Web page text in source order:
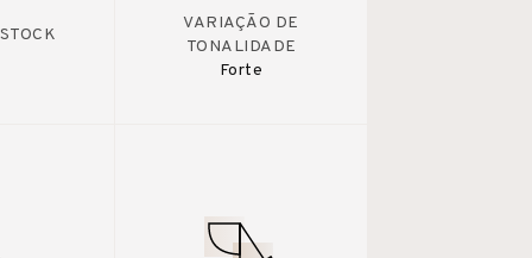
VARIAÇÃO DE
TONALIDADE
Forte